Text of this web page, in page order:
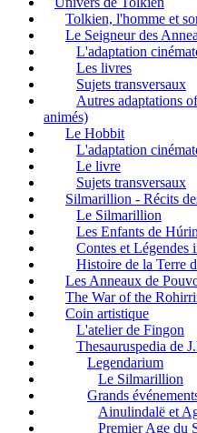
Tolkien, l'homme et
Le Seigneur des
L'adaptation
Les livres
Sujets transversaux
Autres adaptations
animés)
Le Hobbit
L'adaptation
Le livre
Sujets transversaux
Silmarillion - Récits
Le Silmarillion
Les Enfants de Húrin
Contes et Légendes
Histoire de la Terre
Les Anneaux de
The War of the
Coin artistique
L'atelier de Fingon
Thesauruspedia de
Legendarium
Le Silmarillion
Grands
Ainulindalë et
Premier Age du